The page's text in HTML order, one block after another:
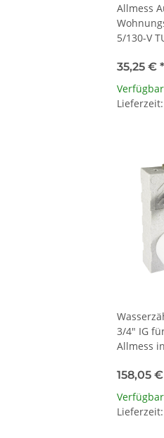
Allmess
5/130-V
35,25 € *
Verfügbar
3/4" IG
Allmess
158,05 €
Verfügbar